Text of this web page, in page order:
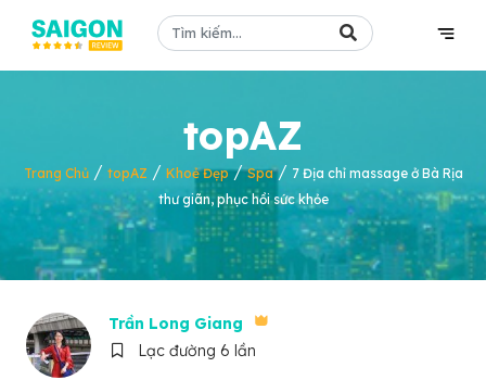
topAZ
Trang Chủ/ topAZ / Khoẻ Đẹp/Spa/ 7 Địa chỉ massage ở Bà Rịa
thư giãn, phục hồi sức khỏe
Trần Long Giang
Lạc đường 6 lần